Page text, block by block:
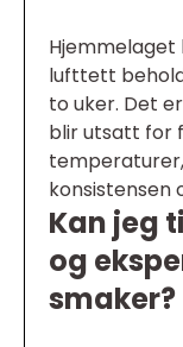
Hjemmelaget
lufttett
to uker. Det
blir utsatt for
konsistensen
Kan jeg
og
smaker?